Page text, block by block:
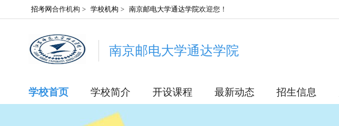
招考网 合作机构 > 学校机构 > 南京邮电大学通达学院欢迎您！
南京邮电大学通达学院
学校首页 学校简介 开设课程 最新动态 招生信息